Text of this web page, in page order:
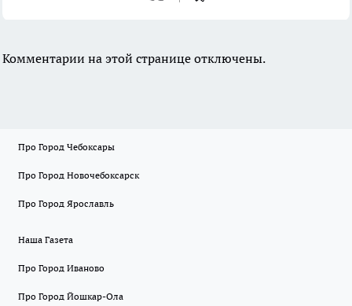
Комментарии на этой странице отключены.
Про Город Чебоксары
Про Город Новочебоксарск
Про Город Ярославль
Наша Газета
Про Город Иваново
Про Город Йошкар-Ола